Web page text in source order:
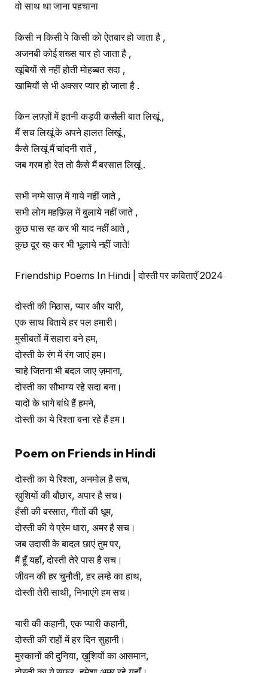
वो साथ था जाना पहचाना
किसी न किसी पे किसी को ऐतबार हो जाता है ,
अजनबी कोई शख्स यार हो जाता है ,
खूबियों से नहीं होती मोहब्बत सदा ,
खामियों से भी अक्सर प्यार हो जाता है .
किन लफ़्ज़ों में इतनी कड़वी कसैली बात लिखूं ,
मैं सच लिखूं के अपने हालत लिखूं ,
कैसे लिखूं मैं चांदनी रातें ,
जब गरम हो रेत तो कैसे मैं बरसात लिखूं .
सभी नग्मे साज़ में गाये नहीं जाते ,
सभी लोग महफ़िल में बुलाये नहीं जाते ,
कुछ पास रह कर भी याद नहीं आते ,
कुछ दूर रह कर भी भूलाये नहीं जाते!
Friendship Poems In Hindi | दोस्ती पर कविताएँ 2024
दोस्ती की मिठास, प्यार और यारी,
एक साथ बिताये हर पल हमारी।
मुसीबतों में सहारा बने हम,
दोस्ती के रंग में रंग जाएं हम।
चाहे जितना भी बदल जाए ज़माना,
दोस्ती का सौभाग्य रहे सदा बना।
यादों के धागे बांधे हैं हमने,
दोस्ती का ये रिश्ता बना रहे हैं हम।
Poem on Friends in Hindi
दोस्ती का ये रिश्ता, अनमोल है सच,
ख़ुशियों की बौछार, अपार है सच।
हँसी की बरसात, गीतों की धूम,
दोस्ती की ये प्रेम धारा, अमर है सच।
जब उदासी के बादल छाएं तुम पर,
मैं हूँ यहाँ, दोस्ती तेरे पास है सच।
जीवन की हर चुनौती, हर लम्हे का हाथ,
दोस्ती तेरी साथी, निभाएंगे हम सच।
यारी की कहानी, एक प्यारी कहानी,
दोस्ती की राहों में हर दिन सुहानी।
मुस्कानों की दुनिया, ख़ुशियों का आसमान,